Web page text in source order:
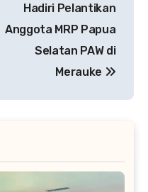
Hadiri Pelantikan
Anggota MRP Papua
Selatan PAW di
Merauke